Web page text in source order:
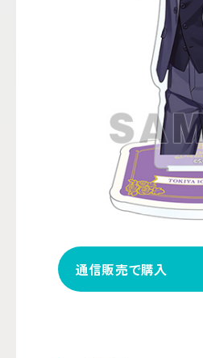
通信販売で購入